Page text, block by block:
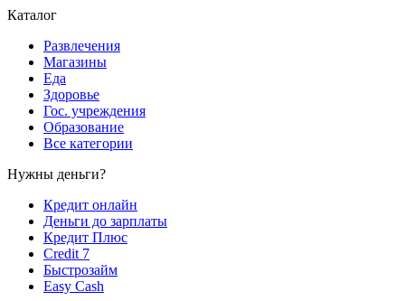
Каталог
Развлечения
Магазины
Еда
Здоровье
Гос. учреждения
Образование
Все категории
Нужны деньги?
Кредит онлайн
Деньги до зарплаты
Кредит Плюс
Credit 7
Быстрозайм
Easy Cash